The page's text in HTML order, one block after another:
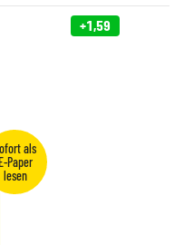
+1,59